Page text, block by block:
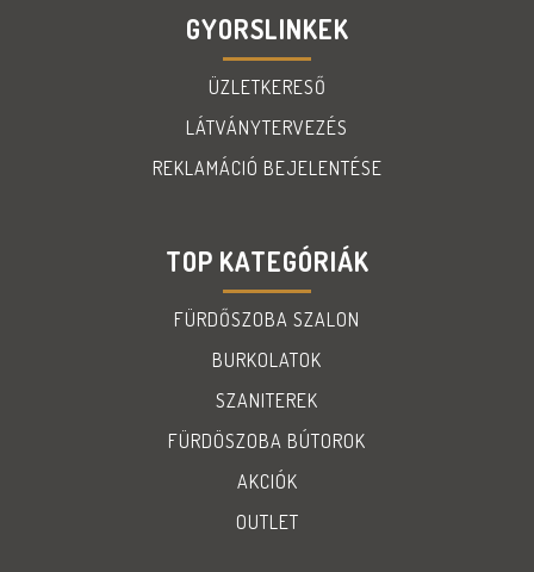
GYORSLINKEK
ÜZLETKERESŐ
LÁTVÁNYTERVEZÉS
REKLAMÁCIÓ BEJELENTÉSE
TOP KATEGÓRIÁK
FÜRDŐSZOBA SZALON
BURKOLATOK
SZANITEREK
FÜRDÖSZOBA BÚTOROK
AKCIÓK
OUTLET